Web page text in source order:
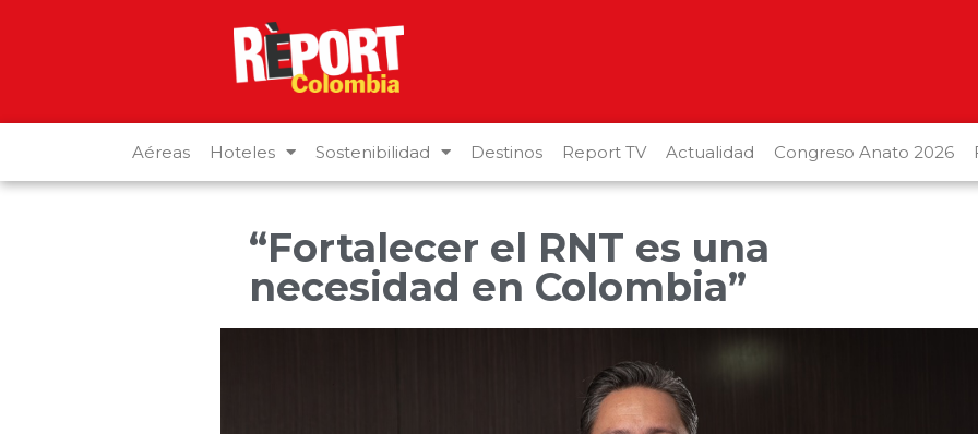
Aéreas Hoteles Sostenibilidad Destinos Report TV Actualidad Congreso Anato 2026
“Fortalecer el RNT es una
necesidad en Colombia”